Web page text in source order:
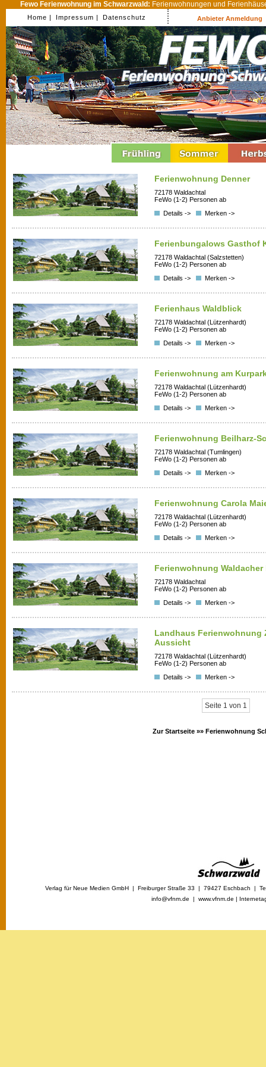
Fewo Ferienwohnung im Schwarzwald: Ferienwohnungen und
Home | Impressum | Datenschutz Anbieter Anmeldung
Ferienwohnung Denner
72178 Waldachtal
FeWo (1-2) Personen ab
Details ->
Merken ->
Ferienbungalows Gasthof
72178 Waldachtal (Salzstetten)
FeWo (1-2) Personen ab
Details ->
Merken ->
Ferienhaus Waldblick
72178 Waldachtal (Lützenhardt)
FeWo (1-2) Personen ab
Details ->
Merken ->
Ferienwohnung am
72178 Waldachtal (Lützenhardt)
FeWo (1-2) Personen ab
Details ->
Merken ->
Ferienwohnung Beilharz-
72178 Waldachtal (Tumlingen)
FeWo (1-2) Personen ab
Details ->
Merken ->
Ferienwohnung Carola
72178 Waldachtal (Lützenhardt)
FeWo (1-2) Personen ab
Details ->
Merken ->
Ferienwohnung Waldacher
72178 Waldachtal
FeWo (1-2) Personen ab
Details ->
Merken ->
Landhaus Ferienwohnung
Aussicht
72178 Waldachtal (Lützenhardt)
FeWo (1-2) Personen ab
Details ->
Merken ->
Seite 1 von 1
Zur Startseite »» Ferienwohnung
Verlag für Neue Medien GmbH | Freiburger Straße 33 | 79427 Eschbach |
info@vfnm.de | www.vfnm.de |